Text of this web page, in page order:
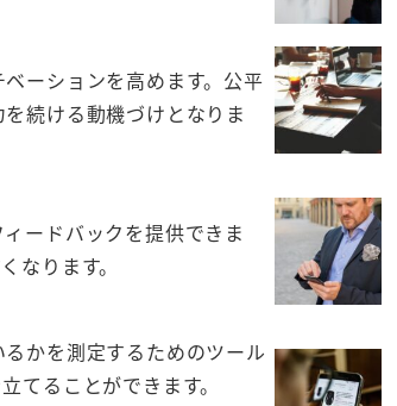
ーションを高めます。公平
続ける動機づけとなりま
ードバックを提供できま
なります。
かを測定するためのツール
てることができます。